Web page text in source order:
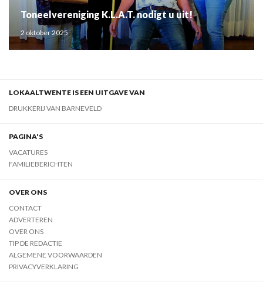
Toneelvereniging K.L.A.T. nodigt u uit!
2 oktober 2025
LOKAALTWENTE IS EEN UITGAVE VAN
DRUKKERIJ VAN BARNEVELD
PAGINA'S
VACATURES
FAMILIEBERICHTEN
OVER ONS
CONTACT
ADVERTEREN
OVER ONS
TIP DE REDACTIE
ALGEMENE VOORWAARDEN
PRIVACYVERKLARING